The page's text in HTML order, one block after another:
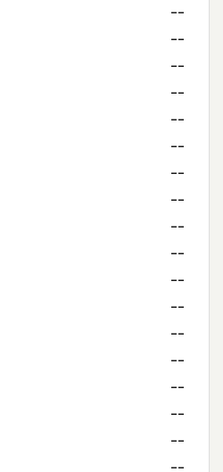
--
--
--
--
--
--
--
--
--
--
--
--
--
--
--
--
--
--